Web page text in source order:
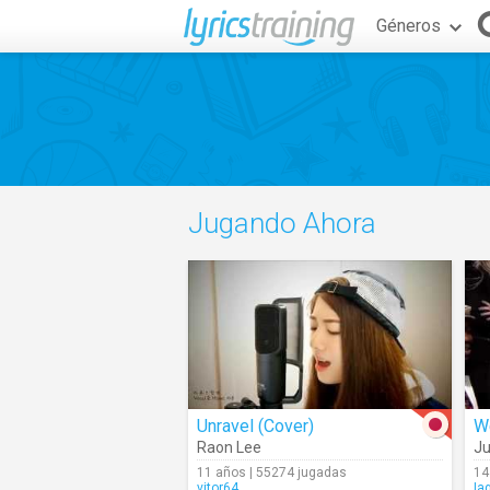
Géneros
Jugando Ahora
Unravel (Cover)
Raon Lee
11 años | 55274 jugadas